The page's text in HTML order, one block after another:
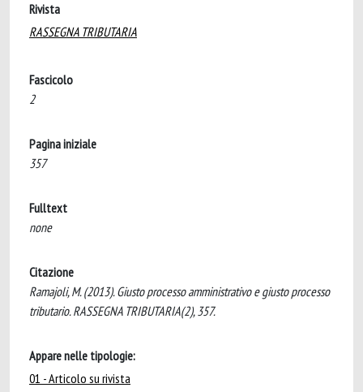
Rivista
RASSEGNA TRIBUTARIA
Fascicolo
2
Pagina iniziale
357
Fulltext
none
Citazione
Ramajoli, M. (2013). Giusto processo amministrativo e giusto processo
tributario. RASSEGNA TRIBUTARIA(2), 357.
Appare nelle tipologie:
01 - Articolo su rivista